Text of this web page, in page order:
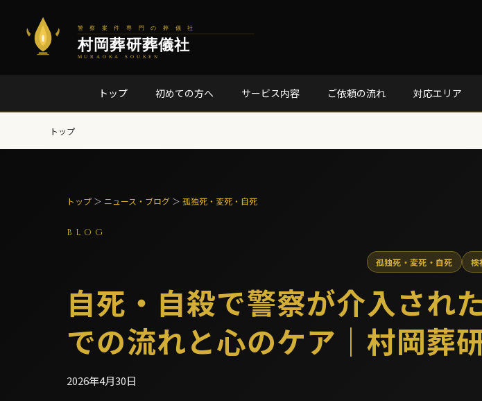
トップ 初めての方へ サービス内容 ご依頼の流れ 対応エリア
トップ
トップ ＞ ニュース・ブログ ＞ 孤独死・変死・自死
BLOG
孤独死・変死・自死 検
自死・自殺で警察が介入され
での流れと心のケア｜村岡葬
2026年4月30日